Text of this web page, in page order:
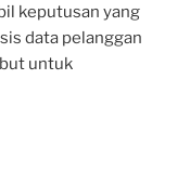
keputusan yang
data pelanggan
untuk